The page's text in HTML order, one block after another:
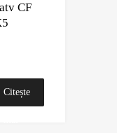
CF
Citește